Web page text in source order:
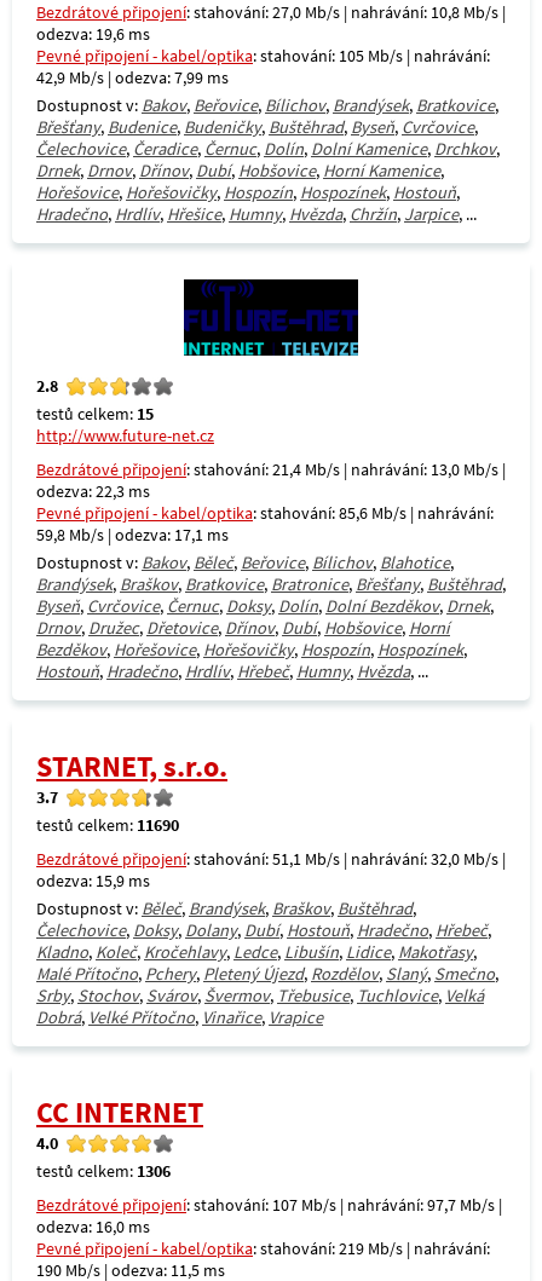
Bezdrátové připojení: stahování: 27,0 Mb/s | nahrávání: 10,8 Mb/s |
odezva: 19,6 ms
Pevné připojení - kabel/optika: stahování: 105 Mb/s | nahrávání:
42,9 Mb/s | odezva: 7,99 ms
Dostupnost v: Bakov, Beřovice, Bílichov, Brandýsek, Bratkovice,
Břešťany, Budenice, Budeničky, Buštěhrad, Byseň, Cvrčovice,
Čelechovice, Čeradice, Černuc, Dolín, Dolní Kamenice, Drchkov,
Drnek, Drnov, Dřínov, Dubí, Hobšovice, Horní Kamenice,
Hořešovice, Hořešovičky, Hospozín, Hospozínek, Hostouň,
Hradečno, Hrdlív, Hřešice, Humny, Hvězda, Chržín, Jarpice, ...
2.8
testů celkem: 15
http://www.future-net.cz
Bezdrátové připojení: stahování: 21,4 Mb/s | nahrávání: 13,0 Mb/s |
odezva: 22,3 ms
Pevné připojení - kabel/optika: stahování: 85,6 Mb/s | nahrávání:
59,8 Mb/s | odezva: 17,1 ms
Dostupnost v: Bakov, Běleč, Beřovice, Bílichov, Blahotice,
Brandýsek, Braškov, Bratkovice, Bratronice, Břešťany, Buštěhrad,
Byseň, Cvrčovice, Černuc, Doksy, Dolín, Dolní Bezděkov, Drnek,
Drnov, Družec, Dřetovice, Dřínov, Dubí, Hobšovice, Horní
Bezděkov, Hořešovice, Hořešovičky, Hospozín, Hospozínek,
Hostouň, Hradečno, Hrdlív, Hřebeč, Humny, Hvězda, ...
STARNET, s.r.o.
3.7
testů celkem: 11690
Bezdrátové připojení: stahování: 51,1 Mb/s | nahrávání: 32,0 Mb/s |
odezva: 15,9 ms
Dostupnost v: Běleč, Brandýsek, Braškov, Buštěhrad,
Čelechovice, Doksy, Dolany, Dubí, Hostouň, Hradečno, Hřebeč,
Kladno, Koleč, Kročehlavy, Ledce, Libušín, Lidice, Makotřasy,
Malé Přítočno, Pchery, Pletený Újezd, Rozdělov, Slaný, Smečno,
Srby, Stochov, Svárov, Švermov, Třebusice, Tuchlovice, Velká
Dobrá, Velké Přítočno, Vinařice, Vrapice
CC INTERNET
4.0
testů celkem: 1306
Bezdrátové připojení: stahování: 107 Mb/s | nahrávání: 97,7 Mb/s |
odezva: 16,0 ms
Pevné připojení - kabel/optika: stahování: 219 Mb/s | nahrávání:
190 Mb/s | odezva: 11,5 ms